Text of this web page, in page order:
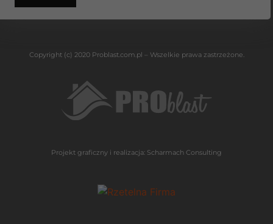
Copyright (c) 2020 Problast.com.pl – Wszelkie prawa zastrzeżone.
Projekt graficzny i realizacja: Scharmach Consulting